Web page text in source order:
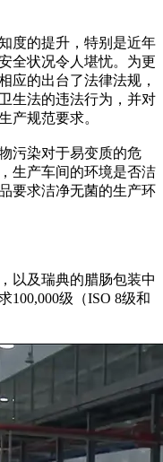
的提升，特别是近年
全状况令人堪忧。为更
应的出台了法律法规，
生法的违法行为，并对
产规范要求。
染对于易变质的危
生产车间的环境是否洁
要求洁净无菌的生产环
及瑞典的腊肠包装中
100,000级（ISO 8级和